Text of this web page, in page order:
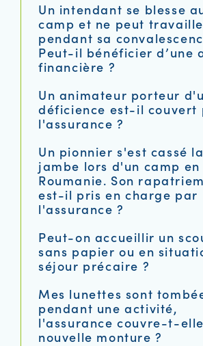
Un intendant se blesse
camp et ne peut
pendant sa
Peut-il bénéficier d’une
financière ?
Un animateur porteur
déficience est-il couvert
l'assurance ?
Un pionnier s'est cassé la
jambe lors d'un camp en
Roumanie. Son
est-il pris en charge par
l'assurance ?
Peut-on accueillir un
sans papier ou en
séjour précaire ?
Mes lunettes sont
pendant une activité,
l'assurance couvre-t-
nouvelle monture ?